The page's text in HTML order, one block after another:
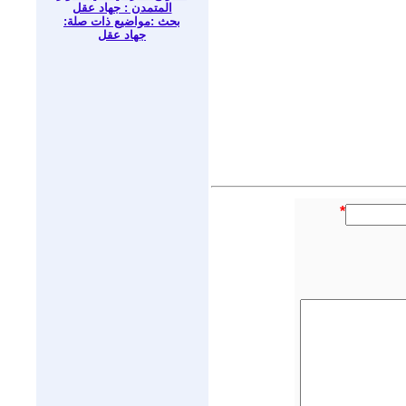
المتمدن : جهاد عقل
بحث :مواضيع ذات صلة:
جهاد عقل
*